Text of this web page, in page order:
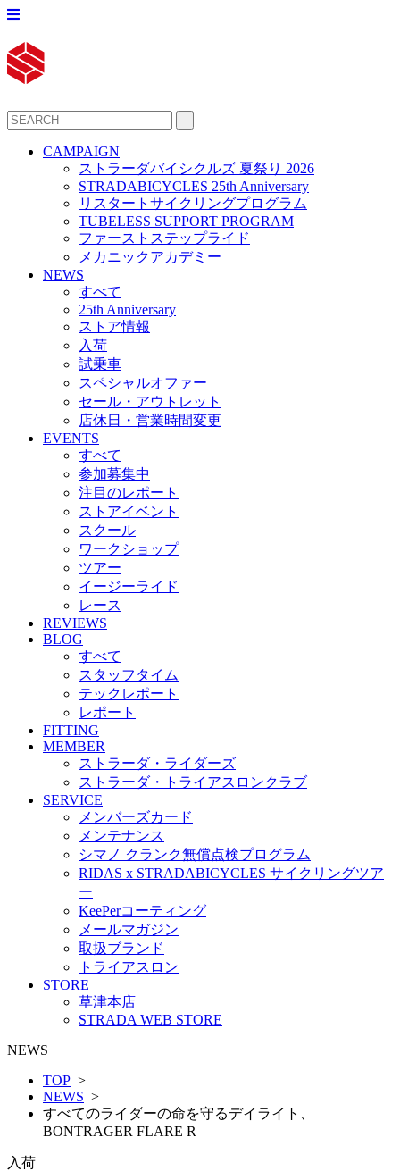
CAMPAIGN
ストラーダバイシクルズ 夏祭り 2026
STRADABICYCLES 25th Anniversary
リスタートサイクリングプログラム
TUBELESS SUPPORT PROGRAM
ファーストステップライド
メカニックアカデミー
NEWS
すべて
25th Anniversary
ストア情報
入荷
試乗車
スペシャルオファー
セール・アウトレット
店休日・営業時間変更
EVENTS
すべて
参加募集中
注目のレポート
ストアイベント
スクール
ワークショップ
ツアー
イージーライド
レース
REVIEWS
BLOG
すべて
スタッフタイム
テックレポート
レポート
FITTING
MEMBER
ストラーダ・ライダーズ
ストラーダ・トライアスロンクラブ
SERVICE
メンバーズカード
メンテナンス
シマノ クランク無償点検プログラム
RIDAS x STRADABICYCLES サイクリングツア
ー
KeePerコーティング
メールマガジン
取扱ブランド
トライアスロン
STORE
草津本店
STRADA WEB STORE
NEWS
TOP >
NEWS >
すべてのライダーの命を守るデイライト、
BONTRAGER FLARE R
入荷